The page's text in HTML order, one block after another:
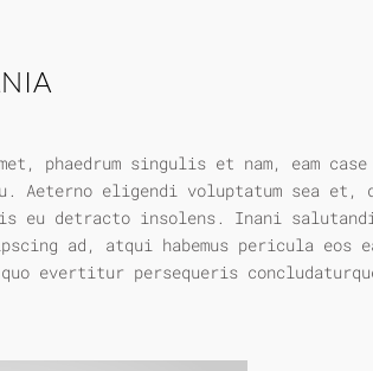
phaedrum singulis et nam, eam case
Aeterno eligendi voluptatum sea et,
eu detracto insolens. Inani
ad, atqui habemus pericula eos
evertitur persequeris